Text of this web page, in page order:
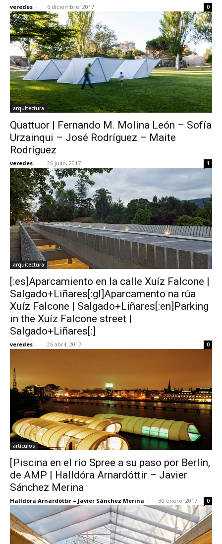
veredes - 6 diciembre, 2017 0
arquitectura
Quattuor | Fernando M. Molina León – Sofía
Urzainqui – José Rodríguez – Maite
Rodríguez
veredes - 26 julio, 2017 1
arquitectura
[:es]Aparcamiento en la calle Xuíz Falcone |
Salgado+Liñares[:gl]Aparcamento na rúa
Xuíz Falcone | Salgado+Liñares[:en]Parking
in the Xuíz Falcone street |
Salgado+Liñares[:]
veredes - 26 abril, 2017 0
artículos
[Piscina en el río Spree a su paso por Berlín,
de AMP | Halldóra Arnardóttir – Javier
Sánchez Merina
Halldóra Arnardóttir – Javier Sánchez Merina - 30 enero, 2017 0